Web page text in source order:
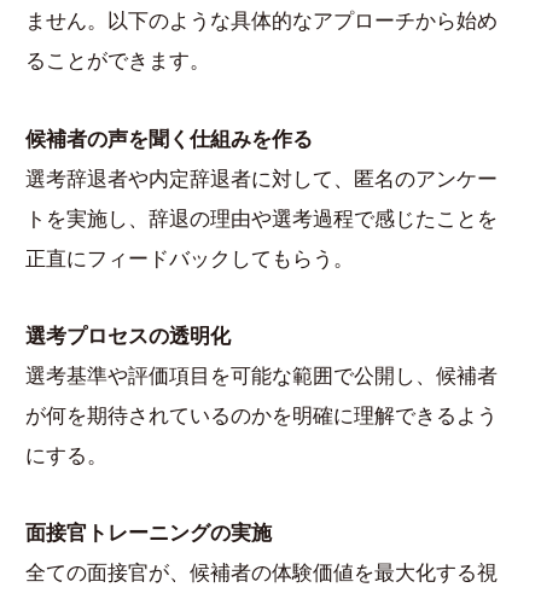
ません。以下のような具体的なアプローチから始め
ることができます。
候補者の声を聞く仕組みを作る
選考辞退者や内定辞退者に対して、匿名のアンケー
トを実施し、辞退の理由や選考過程で感じたことを
正直にフィードバックしてもらう。
選考プロセスの透明化
選考基準や評価項目を可能な範囲で公開し、候補者
が何を期待されているのかを明確に理解できるよう
にする。
面接官トレーニングの実施
全ての面接官が、候補者の体験価値を最大化する視